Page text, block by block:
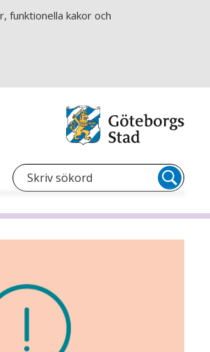
funktionella kakor och